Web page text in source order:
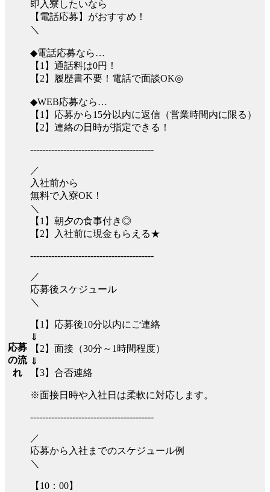
応募
の流
れ
即入寮したいなら
【電話応募】がおすすめ！
＼
◆電話応募なら…
【1】通話料は0円！
【2】履歴書不要！電話で面談OK◎
◆WEB応募なら…
【1】応募から15分以内に返信（営業時間内に限る）
【2】連絡の日時が指定できる！
-----------------------------------------
／
入社前から
無料で入寮OK！
＼
【1】朝夕の食事付き◎
【2】入社前に現金もらえる★
-----------------------------------------
／
応募後スケジュール
＼
【1】応募後10分以内にご連絡
⇓
【2】面接（30分～1時間程度）
⇓
【3】合否連絡
※面接日時や入社日は柔軟に対応します。
-----------------------------------------
／
応募から入社までのスケジュール例
＼
【10：00】